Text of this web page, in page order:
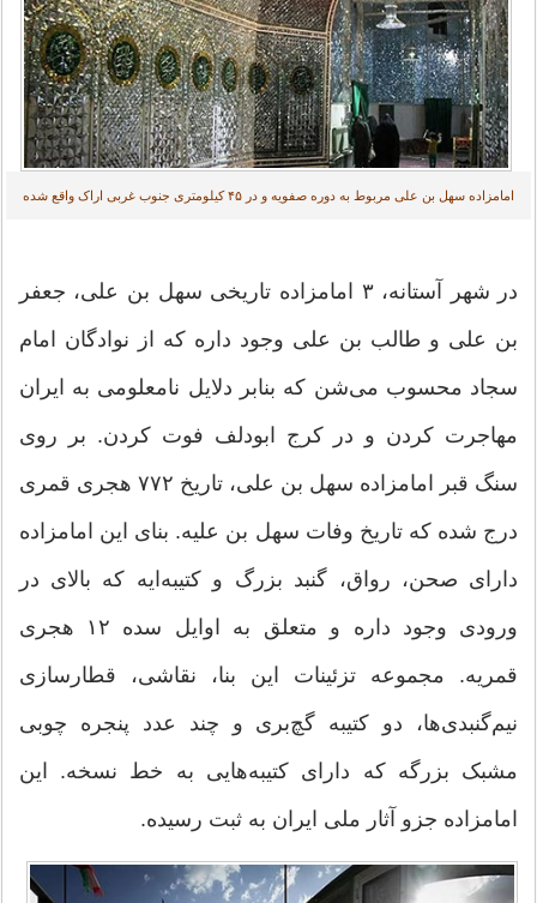
امامزاده سهل بن علی مربوط به دوره صفویه و در ۴۵ کیلومتری جنوب غربی اراک واقع شده
در شهر آستانه، ۳ امامزاده تاریخی سهل بن علی، جعفر
بن علی و طالب بن علی وجود داره که از نوادگان امام
سجاد محسوب می‌شن که بنابر دلایل نامعلومی به ایران
مهاجرت کردن و در کرج ابودلف فوت کردن. بر روی
سنگ قبر امامزاده سهل بن علی، تاریخ ۷۷۲ هجری قمری
درج شده که تاریخ وفات سهل بن علیه. بنای این امامزاده
دارای صحن، رواق، گنبد بزرگ و کتیبه‌ایه که بالای در
ورودی وجود داره و متعلق به اوایل سده ۱۲ هجری
قمریه. مجموعه تزئینات این بنا، نقاشی، قطارسازی
نیم‌گنبدی‌ها، دو کتیبه گچ‌بری و چند عدد پنجره چوبی
مشبک بزرگه که دارای کتیبه‌هایی به خط نسخه. این
امامزاده جزو آثار ملی ایران به ثبت رسیده.